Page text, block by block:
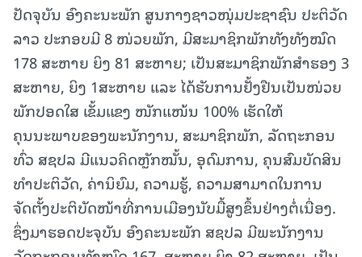
ປັດຈຸບັນ ອົງຄະນະພັກ ສູນກາງຊາວໜຸ່ມປະຊາຊົນ ປະຕິວັດ
ລາວ ປະກອບມີ 8 ໜ່ວຍພັກ, ມີສະມາຊິກພັກທັງທັງໝົດ
178 ສະຫາຍ ຍິງ 81 ສະຫາຍ; ເປັນສະມາຊິກພັກສຳຮອງ 3
ສະຫາຍ, ຍິງ 1ສະຫາຍ ແລະ ໄດ້ຮັບການຢັ້ງຢືນເປັນໜ່ວຍ
ພັກປອດໃສ ເຂັ້ມແຂງ ໜັກແໜ້ນ 100% ເຮັດໃຫ້
ຄຸນນະພາບຂອງພະນັກງານ, ສະມາຊິກພັກ, ລັດຖະກອນ
ທົ່ວ ສຊປລ ມີແນວຄິດຫຼັກໝັ້ນ, ອຸດົມການ, ຄຸນສົມບັດສິນ
ທໍາປະຕິວັດ, ຄ່ານິຍົມ, ຄວາມຮູ້, ຄວາມສາມາດໃນການ
ຈັດຕັ້ງປະຕິບັດໜ້າທີ່ການເມືອງນັບມື້ສູງຂຶ້ນຢ່າງຕໍ່ເນື່ອງ.
ຊຶ່ງມາຮອດປະຈຸບັນ ອົງຄະນະພັກ ສຊປລ ມີພະນັກງານ